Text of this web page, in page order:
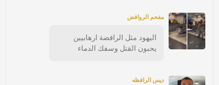
مفحم الروافض
اليهود مثل الرافضة ارهابيين
يحبون القتل وسفك الدماء
ديس الرافظه